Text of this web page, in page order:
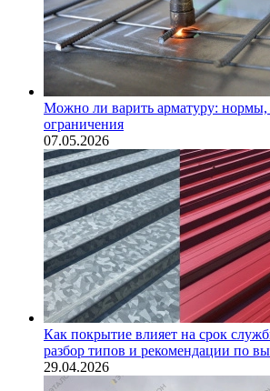
Можно ли варить арматуру: нормы,
ограничения
07.05.2026
Как покрытие влияет на срок
разбор типов и рекомендации по
29.04.2026